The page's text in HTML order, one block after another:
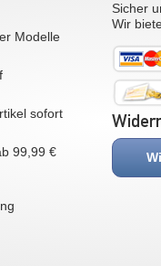
Modelle
sofort
99,99 €
Sicher
Wir